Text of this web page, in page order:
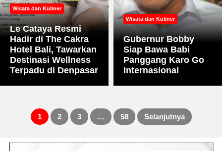
Wisata dan Kuliner
Le Cataya Resmi
Hadir di The Cakra
Hotel Bali, Tawarkan
Destinasi Wellness
Terpadu di Denpasar
Wisata dan Kuliner
Gubernur Bobby
Siap Bawa Babi
Panggang Karo Go
Internasional
Paginasi
1 2 3 … 58 Selanjutnya